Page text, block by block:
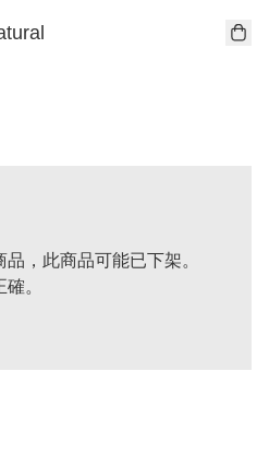
，此商品可能已下架。
。